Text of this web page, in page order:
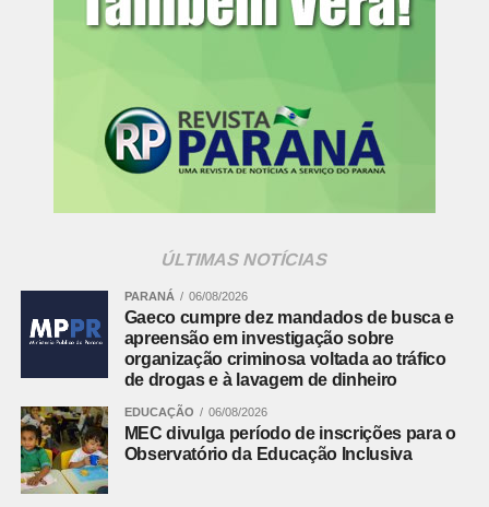
ÚLTIMAS NOTÍCIAS
PARANÁ 06/08/2026
Gaeco cumpre dez mandados de busca e
apreensão em investigação sobre
organização criminosa voltada ao tráfico
de drogas e à lavagem de dinheiro
EDUCAÇÃO 06/08/2026
MEC divulga período de inscrições para o
Observatório da Educação Inclusiva